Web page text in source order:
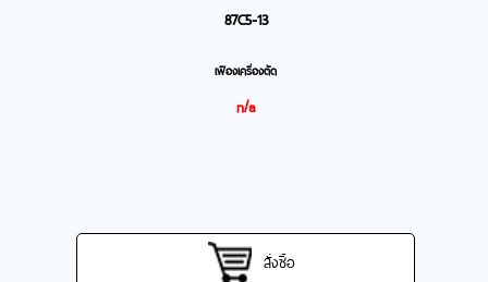
87C5-13
เฟืองเครื่องตัด
n/a
สั่งซื้อ